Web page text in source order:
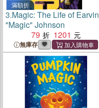
滿額折
3.Magic: The Life of Earvin
"Magic" Johnson
79
1201
無庫存